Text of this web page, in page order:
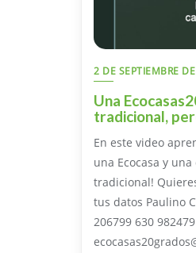
2 DE SEPTIEMBRE
Una
tradicional,
En este video
una Ecocasa y
tradicional!
tus datos Paulino
206799 630 982479